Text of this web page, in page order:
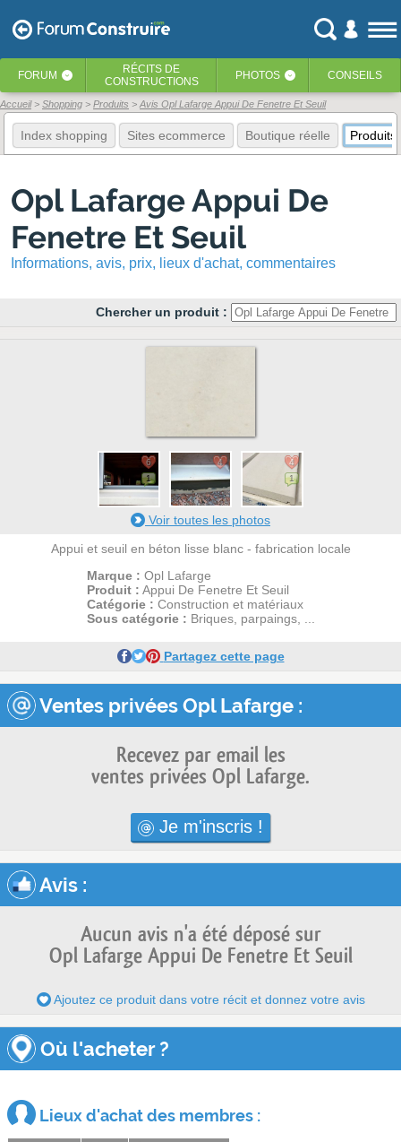
FORUM ‹ RÉCITS DE
CONSTRUCTIONS
PHOTOS ‹ CONSEILS
Accueil Shopping Produits Avis Opl Lafarge Appui De Fenetre Et Seuil
Index shopping Sites ecommerce Boutique réelle Produits
Opl Lafarge Appui De
Fenetre Et Seuil
Informations, avis, prix, lieux d'achat, commentaires
Chercher un produit :
6
1
4
4
1
Voir toutes les photos
Appui et seuil en béton lisse blanc - fabrication locale
Marque : Opl Lafarge
Produit : Appui De Fenetre Et Seuil
Catégorie : Construction et matériaux
Sous catégorie : Briques, parpaings, ...
Partagez cette page
Ventes privées Opl Lafarge :
Recevez par email les
ventes privées Opl Lafarge.
Je m'inscris !
Avis :
Aucun avis n'a été déposé sur
Opl Lafarge Appui De Fenetre Et Seuil
Ajoutez ce produit dans votre récit et donnez votre avis
Où l'acheter ?
Lieux d'achat des membres :